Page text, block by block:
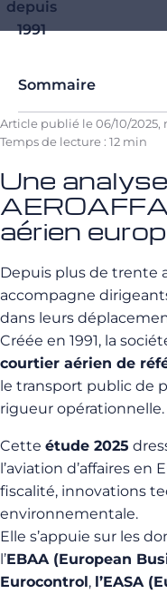
depuis
1991
Sommaire
Article publié le06/10/2025,
Temps de lecture : 12 min
Une
aérien
Depuis plus de trente
accompagne
dans leurs
Créée en 1991, la
courtier aérien de
le transport public de
rigueur opérationnelle.
Cette étude 2025
l’aviation d’affaires
fiscalité, innovations
environnementale.
Elle s’appuie sur les
l’EBAA (European
Eurocontrol, l’EASA